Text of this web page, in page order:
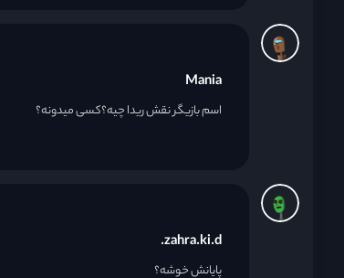
Mania
اسم بازیگر نقش ریدا چیه؟کسی میدونه؟
zahra.ki.d.
پایانش خوشه؟